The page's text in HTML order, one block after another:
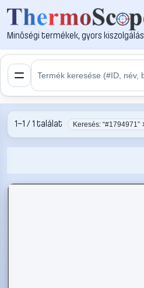
Minőségi termékek, gyors
1–1 / 1 találat Keresés: “#1794971”